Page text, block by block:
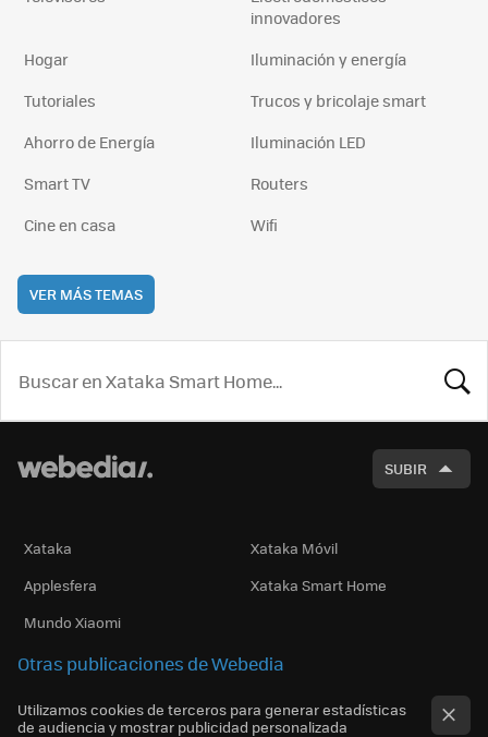
innovadores
Hogar
Iluminación y energía
Tutoriales
Trucos y bricolaje smart
Ahorro de Energía
Iluminación LED
Smart TV
Routers
Cine en casa
Wifi
VER MÁS TEMAS
SUBIR
Xataka
Xataka Móvil
Applesfera
Xataka Smart Home
Mundo Xiaomi
Otras publicaciones de Webedia
Utilizamos cookies de terceros para generar estadísticas
de audiencia y mostrar publicidad personalizada